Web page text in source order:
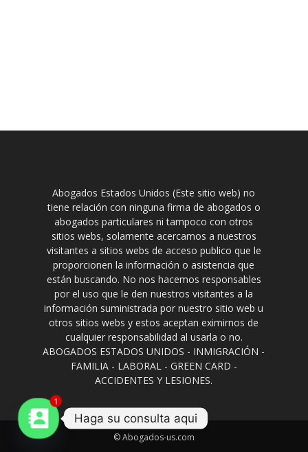
Abogados Estados Unidos (Este sitio web) no
tiene relación con ninguna firma de abogados o
abogados particulares ni tampoco con otros
sitios webs, solamente acercamos a nuestros
visitantes a sitios webs de acceso publico que le
proporcionen la información o asistencia que
están buscando. No nos hacemos responsables
por el uso que le den nuestros visitantes a la
información suministrada por nuestro sitio web u
otros sitios webs y estos aceptan eximirnos de
cualquier responsabilidad al usarla o no.
ABOGADOS ESTADOS UNIDOS - INMIGRACIÓN -
FAMILIA - LABORAL - GREEN CARD -
ACCIDENTES Y LESIONES.
© Abogados-us.com
1
Haga su consulta aqui